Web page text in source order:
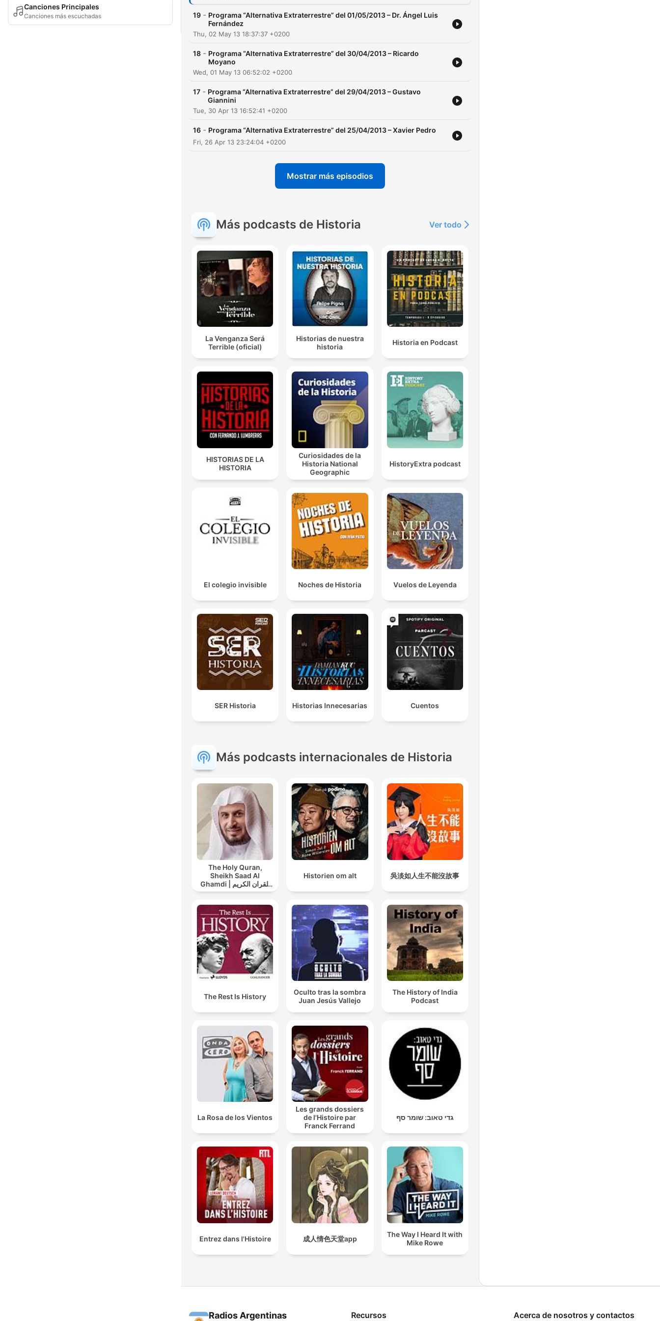
Canciones Principales
Canciones más escuchadas 19 - Programa “Alternativa Extraterrestre” del 01/05/2013 – Dr. Ángel Luis
Fernández
Thu, 02 May 13 18:37:37 +0200
18 - Programa “Alternativa Extraterrestre” del 30/04/2013 – Ricardo
Moyano
Wed, 01 May 13 06:52:02 +0200
17 - Programa “Alternativa Extraterrestre” del 29/04/2013 – Gustavo
Giannini
Tue, 30 Apr 13 16:52:41 +0200
16 - Programa “Alternativa Extraterrestre” del 25/04/2013 – Xavier Pedro
Fri, 26 Apr 13 23:24:04 +0200
Mostrar más episodios
Más podcasts de Historia Ver todo
La Venganza Será
Terrible (oficial)
Historias de nuestra
historia
Historia en Podcast
HISTORIAS DE LA
HISTORIA
Curiosidades de la
Historia National
Geographic
HistoryExtra podcast
El colegio invisible Noches de Historia Vuelos de Leyenda
SER Historia Historias Innecesarias Cuentos
Más podcasts internacionales de Historia
The Holy Quran,
Sheikh Saad Al
Ghamdi | القران الكريم
سعد الغامدي
Historien om alt 吳淡如人生不能沒故事
The Rest Is History
Oculto tras la sombra
Juan Jesús Vallejo
The History of India
Podcast
La Rosa de los Vientos
Les grands dossiers
de l'Histoire par
Franck Ferrand
גדי טאוב: שומר סף
Entrez dans l'Histoire 成人情色天堂app
The Way I Heard It with
Mike Rowe
Radios Argentinas Recursos Acerca de nosotros y contactos